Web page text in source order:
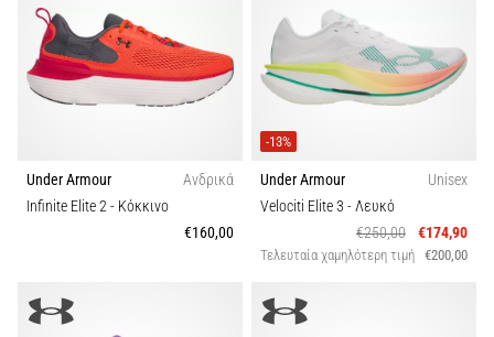
Under Armour
Ανδρικά
Infinite Elite 2- Κόκκινο
€160,00
-13%
Under Armour
Unisex
Velociti Elite 3 - Λευκό
€250,00
€174,90
Τελευταία χαμηλότερη τιμή €200,00